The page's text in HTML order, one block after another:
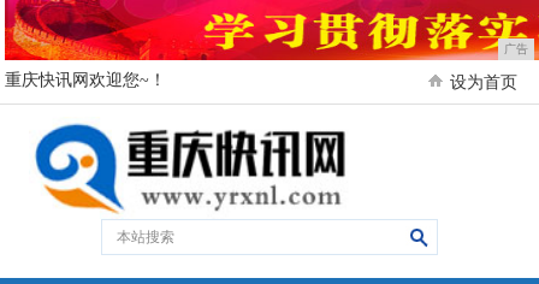
广告
重庆快讯网欢迎您~！ 设为首页